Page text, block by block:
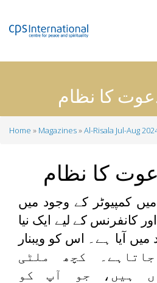
کا نظام
Home Magazines Al-Risala Jul-Aug
کا نظام
کمپیوٹر کے وجود میں
کانفرنس کے لیے ایک نیا
آیا ہے۔ اس کو ویبنار
کچھ ملٹی
ہیں، جو آپ کو